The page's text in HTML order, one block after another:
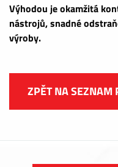
Výhodou je okamžitá
nástrojů, snadné
výroby.
ZPĚT NA SEZNAM